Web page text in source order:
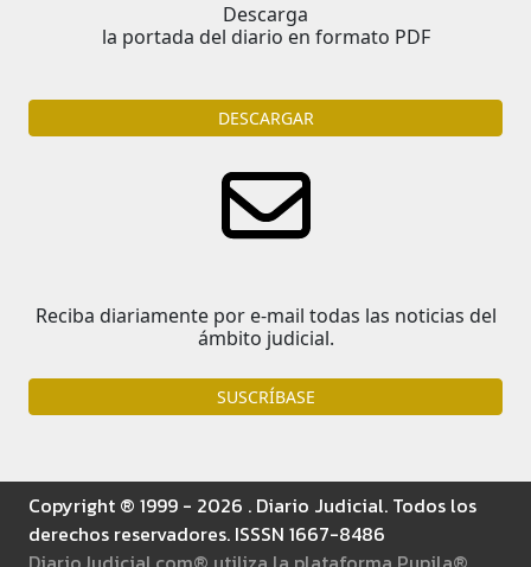
Descarga
la portada del diario en formato PDF
DESCARGAR
Reciba diariamente por e-mail todas las noticias del
ámbito judicial.
SUSCRÍBASE
Copyright ® 1999 - 2026 . Diario Judicial. Todos los
derechos reservadores. ISSSN 1667-8486